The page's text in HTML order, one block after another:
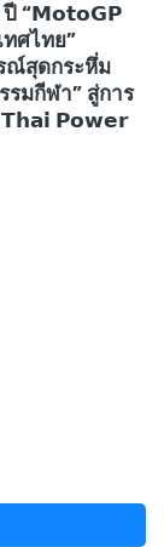
ปี “𝗠𝗼𝘁𝗼𝗚𝗣
ศไทย”
ณ์สุดกระหึ่ม
รมกีฬา” สู่การ
𝗣𝗼𝘄𝗲𝗿